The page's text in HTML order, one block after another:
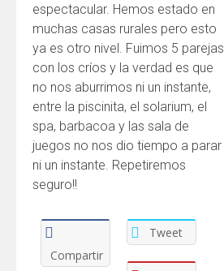
espectacular. Hemos estado en
muchas casas rurales pero esto
ya es otro nivel. Fuimos 5 parejas
con los críos y la verdad es que
no nos aburrimos ni un instante,
entre la piscinita, el solarium, el
spa, barbacoa y las sala de
juegos no nos dio tiempo a parar
ni un instante. Repetiremos
seguro!!
Compartir
Tweet